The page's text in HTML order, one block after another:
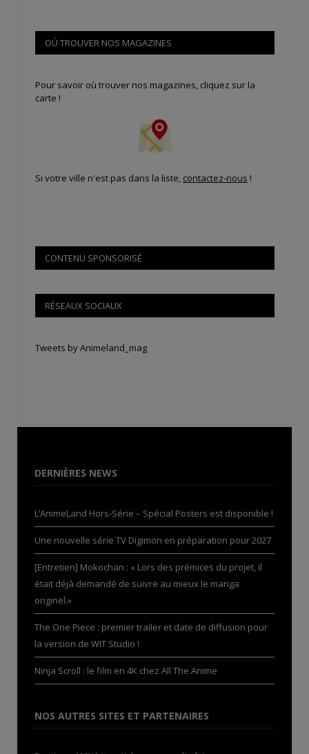
OÙ TROUVER NOS MAGAZINES
Pour savoir où trouver nos magazines, cliquez sur la
carte !
Si votre ville n'est pas dans la liste, contactez-nous !
CONTENU SPONSORISÉ
RÉSEAUX SOCIAUX
Tweets by Animeland_mag
DERNIÈRES NEWS
L’AnimeLand Hors-Série – Spécial Posters est disponible !
Une nouvelle série TV Digimon en préparation pour 2027
[Entretien] Mokochan : « Lors des prémices du projet, il
était déjà demandé de suivre au mieux le manga
originel.»
The One Piece : premier trailer et date de diffusion pour
la version de WIT Studio !
Ninja Scroll : le film en 4K chez All The Anime
NOS AUTRES SITES ET PARTENAIRES